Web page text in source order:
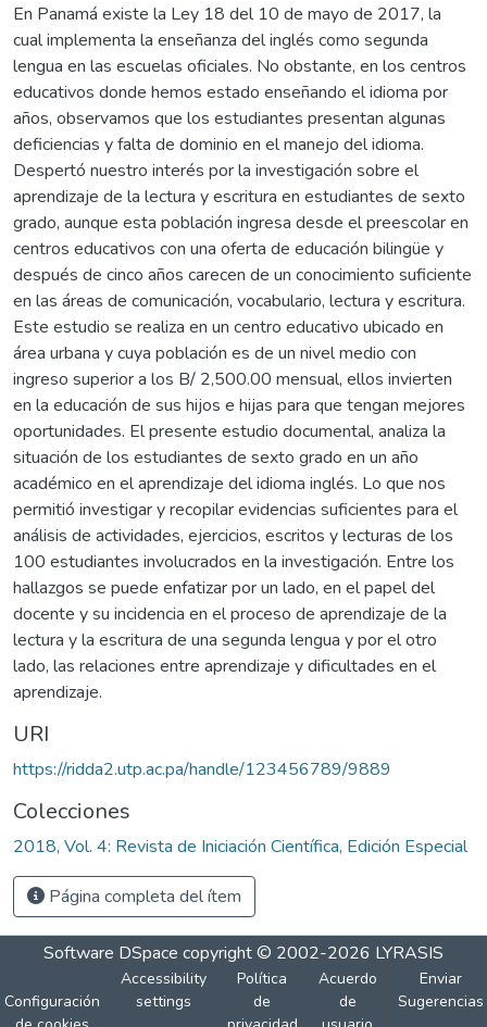
En Panamá existe la Ley 18 del 10 de mayo de 2017, la
cual implementa la enseñanza del inglés como segunda
lengua en las escuelas oficiales. No obstante, en los centros
educativos donde hemos estado enseñando el idioma por
años, observamos que los estudiantes presentan algunas
deficiencias y falta de dominio en el manejo del idioma.
Despertó nuestro interés por la investigación sobre el
aprendizaje de la lectura y escritura en estudiantes de sexto
grado, aunque esta población ingresa desde el preescolar en
centros educativos con una oferta de educación bilingüe y
después de cinco años carecen de un conocimiento suficiente
en las áreas de comunicación, vocabulario, lectura y escritura.
Este estudio se realiza en un centro educativo ubicado en
área urbana y cuya población es de un nivel medio con
ingreso superior a los B/ 2,500.00 mensual, ellos invierten
en la educación de sus hijos e hijas para que tengan mejores
oportunidades. El presente estudio documental, analiza la
situación de los estudiantes de sexto grado en un año
académico en el aprendizaje del idioma inglés. Lo que nos
permitió investigar y recopilar evidencias suficientes para el
análisis de actividades, ejercicios, escritos y lecturas de los
100 estudiantes involucrados en la investigación. Entre los
hallazgos se puede enfatizar por un lado, en el papel del
docente y su incidencia en el proceso de aprendizaje de la
lectura y la escritura de una segunda lengua y por el otro
lado, las relaciones entre aprendizaje y dificultades en el
aprendizaje.
URI
https://ridda2.utp.ac.pa/handle/123456789/9889
Colecciones
2018, Vol. 4: Revista de Iniciación Científica, Edición Especial
Página completa del ítem
Software DSpace copyright © 2002-2026 LYRASIS
Configuración
Accessibility
settings
Política
de
Acuerdo
de
Enviar
Sugerencias